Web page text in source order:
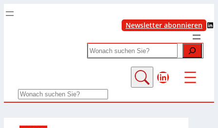
Newsletter abonnieren LinkedIn
Search
LinkedIn
Search